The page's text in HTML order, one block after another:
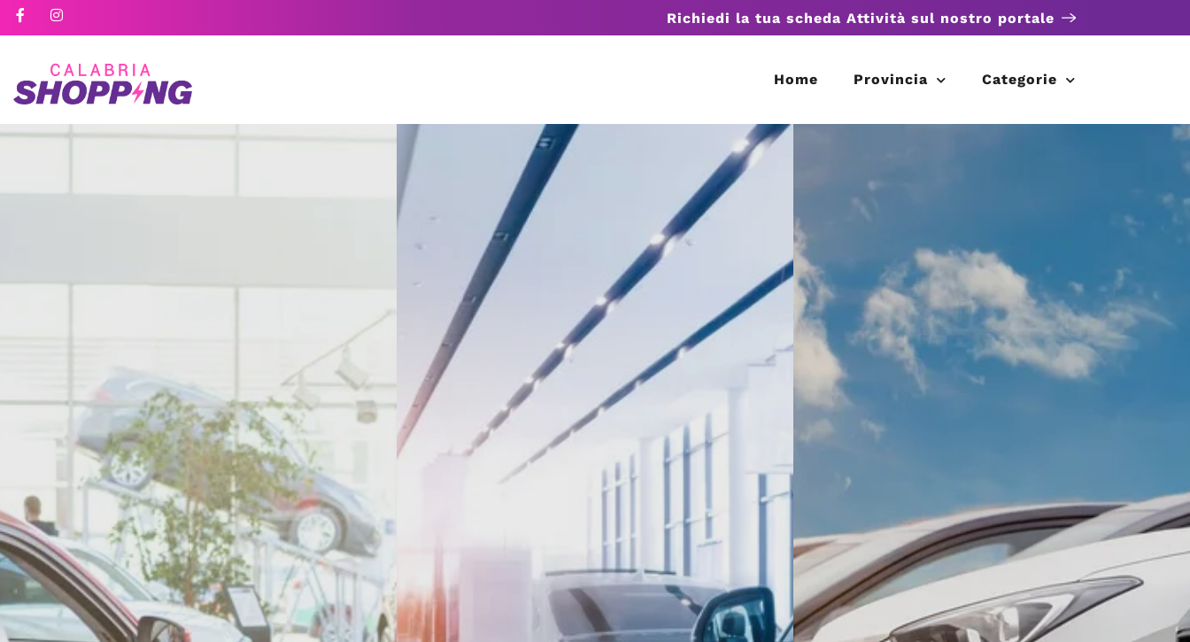
Richiedi la tua scheda Attività sul nostro portale
Home Provincia Categorie